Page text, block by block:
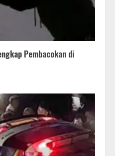
Pembacokan di